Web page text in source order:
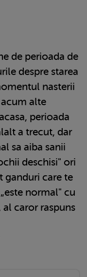
de perioada de
despre starea
nasterii
alte
perioada
a trecut, dar
sa aiba sanii
deschisi" ori
ganduri care te
normal" cu
al caror raspuns